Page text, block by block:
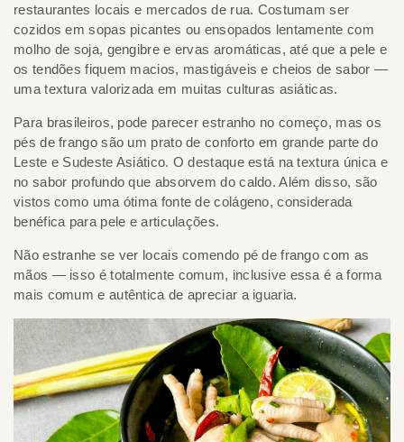
restaurantes locais e mercados de rua. Costumam ser
cozidos em sopas picantes ou ensopados lentamente com
molho de soja, gengibre e ervas aromáticas, até que a pele e
os tendões fiquem macios, mastigáveis e cheios de sabor —
uma textura valorizada em muitas culturas asiáticas.
Para brasileiros, pode parecer estranho no começo, mas os
pés de frango são um prato de conforto em grande parte do
Leste e Sudeste Asiático. O destaque está na textura única e
no sabor profundo que absorvem do caldo. Além disso, são
vistos como uma ótima fonte de colágeno, considerada
benéfica para pele e articulações.
Não estranhe se ver locais comendo pé de frango com as
mãos — isso é totalmente comum, inclusive essa é a forma
mais comum e autêntica de apreciar a iguaria.